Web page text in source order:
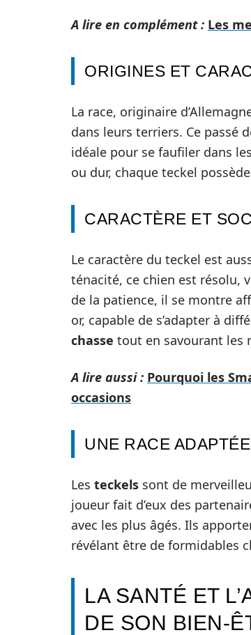
A lire en complément : Les
ORIGINES ET
La race, originaire
dans leurs terriers. Ce passé
idéale pour se faufiler dans
ou dur, chaque teckel
CARACTÈRE ET
Le caractère du teckel est
ténacité, ce chien est résolu,
de la patience, il se montre
or, capable de s’adapter à
chasse tout en savourant les
A lire aussi : Pourquoi les
occasions
UNE RACE
Les teckels sont de
joueur fait d’eux des
avec les plus âgés. Ils
révélant être de formidables
LA SANTÉ ET
DE SON BIEN-